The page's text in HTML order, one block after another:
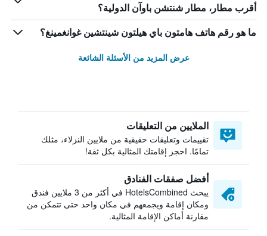
أقرب مطار، مطار شنتشن باوآن الدولية؟
ما هو رقم هاتف هامتون باي هيلتون شينتشين غوانغمينغ؟
عرض المزيد من الأسئلة الشائعة
الملايين من التعليقات
تقييمات وتعليقات حقيقية من ملايين النزلاء، مثلك
تمامًا. احجز إقامتك المثالية بكل ثقة!
أفضل صفقات الفنادق
يبحث HotelsCombined في أكثر من 3 ملايين فندق
ومكان إقامة ويجمعهم في مكان واحد حتى تتمكن من
مقارنة أماكن الإقامة المثالية.